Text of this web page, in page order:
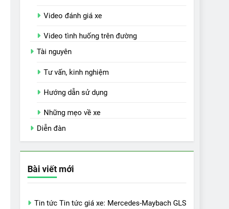
Video đánh giá xe
Video tình huống trên đường
Tài nguyên
Tư vấn, kinh nghiệm
Hướng dẫn sử dụng
Những mẹo về xe
Diễn đàn
Bài viết mới
Tin tức Tin tức giá xe: Mercedes-Maybach GLS